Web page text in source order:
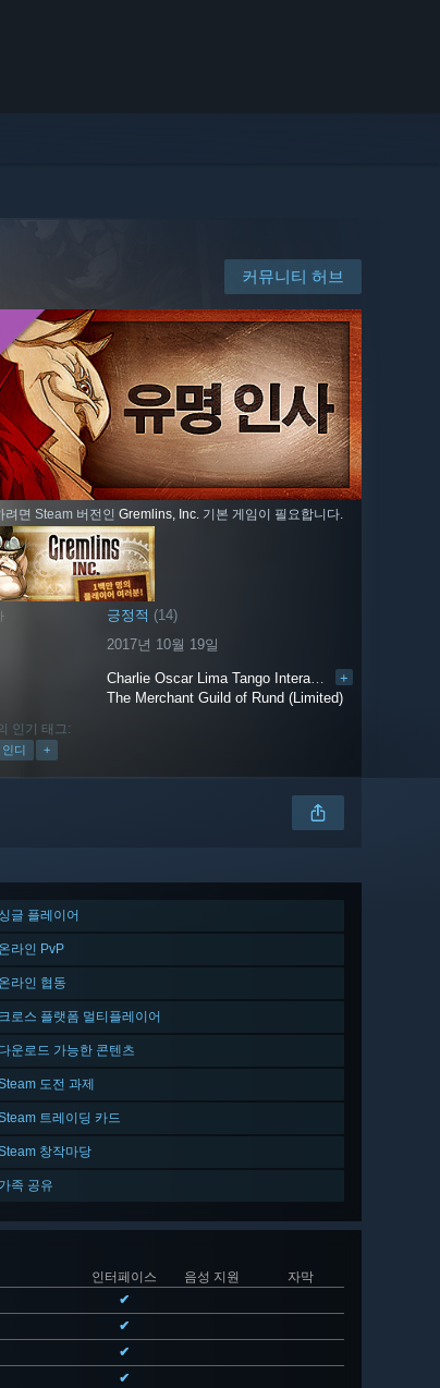
커뮤니티 허브
려면 Steam 버전인 Gremlins, Inc. 기본 게임이 필요합니다.
긍정적 (14)
2017년 10월 19일
Charlie Oscar Lima Tango Interactive Entertainment +
The Merchant Guild of Rund (Limited)
인기 태그:
인디 +
싱글 플레이어
온라인 PvP
온라인 협동
크로스 플랫폼 멀티플레이어
다운로드 가능한 콘텐츠
도전 과제
트레이딩 카드
창작마당
가족 공유
인터페이스
음성 지원
자막
✔
✔
✔
✔